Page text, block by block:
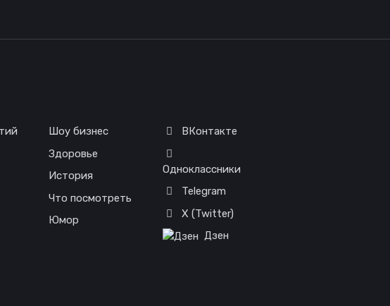
Шоу бизнес
Здоровье
История
Что посмотреть
Юмор
ВКонтакте
Одноклассники
Telegram
X (Twitter)
Дзен